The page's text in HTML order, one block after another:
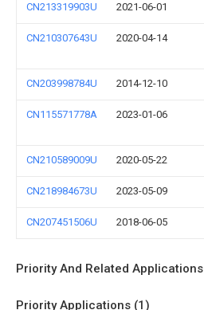
CN213319903U 2021-06-01
CN210307643U 2020-04-14
CN203998784U 2014-12-10
CN115571778A 2023-01-06
CN210589009U 2020-05-22
CN218984673U 2023-05-09
CN207451506U 2018-06-05
Priority And Related Applications
Priority Applications (1)